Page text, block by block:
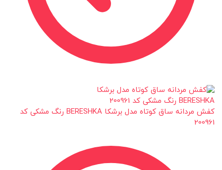
کفش مردانه ساق کوتاه مدل برشکا BERESHKA رنگ مشکی کد
200961